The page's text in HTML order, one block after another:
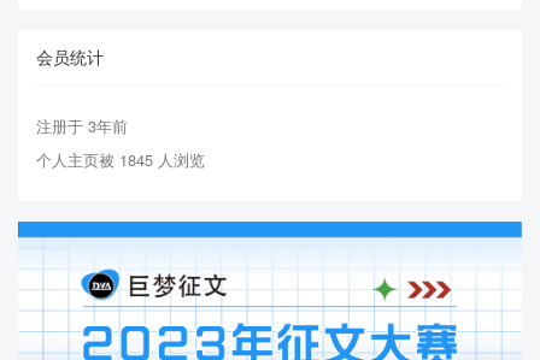
会员统计
注册于 3年前
个人主页被 1845 人浏览